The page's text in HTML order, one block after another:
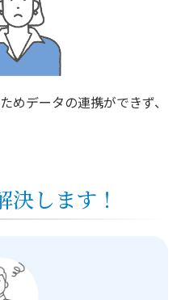
めデータの連携ができず、
します！